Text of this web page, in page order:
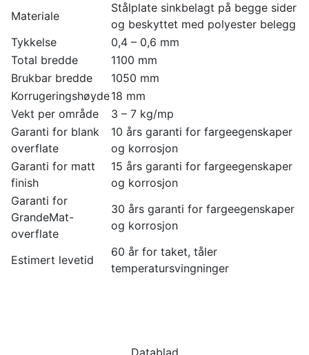
Materiale
Stålplate sinkbelagt på begge sider
og beskyttet med polyester belegg
Tykkelse
0,4 – 0,6 mm
Total bredde
1100 mm
Brukbar bredde
1050 mm
Korrugeringshøyde18 mm
Vekt per område
3 – 7 kg/mp
Garanti for blank
overflate
10 års garanti for fargeegenskaper
og korrosjon
Garanti for matt
finish
15 års garanti for fargeegenskaper
og korrosjon
Garanti for
GrandeMat-
overflate
30 års garanti for fargeegenskaper
og korrosjon
Estimert levetid
60 år for taket, tåler
temperatursvingninger
Datablad